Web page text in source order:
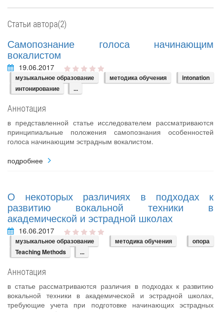
Статьи автора(2)
Самопознание голоса начинающим
вокалистом
19.06.2017
музыкальное образование методика обучения
intonation
интонирование
...
Аннотация
в представленной статье исследователем рассматриваются
принципиальные положения самопознания особенностей
голоса начинающим эстрадным вокалистом.
подробнее
О некоторых различиях в подходах к
развитию вокальной техники в
академической и эстрадной школах
16.06.2017
музыкальное образование методика обучения
опора
Teaching Methods
...
Аннотация
в статье рассматриваются различия в подходах к развитию
вокальной техники в академической и эстрадной школах,
требующие учета при подготовке начинающих эстрадных